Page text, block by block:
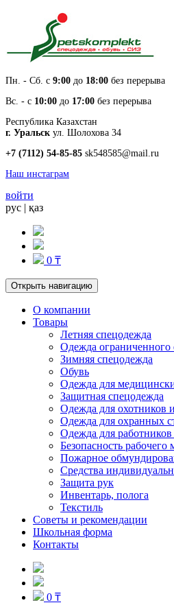
Пн. - Cб. с 9:00 до 18:00 без перерыва
Вс. - с 10:00 до 17:00 без перерыва
Республика Казахстан
г. Уральск ул. Шолохова 34
+7 (7112) 54-85-85 sk548585@mail.ru
Наш инстаграм
войти
рус | қаз
0 ₸
Открыть навигацию
О компании
Товары
Летняя спецодежда
Одежда ограниченного
Зимняя спецодежда
Обувь
Одежда для
Защитная спецодежда
Одежда для охотников
Одежда для охранных
Одежда для
Безопасность рабочего
Пожарное
Средства
Защита рук
Инвентарь, полога
Текстиль
Советы и рекомендации
Школьная форма
Контакты
0 ₸